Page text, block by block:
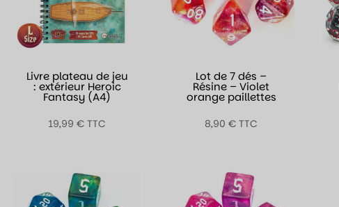
Livre plateau de jeu
: extérieur Heroic
Fantasy (A4)
19,99 € TTC
Lot de 7 dés –
Résine – Violet
orange paillettes
8,90€ TTC